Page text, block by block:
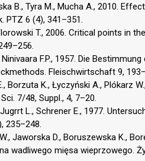
B., Tyra M., Mucha A., 2010.
PTZ 6 (4), 341–351.
T., 2006. Critical points in
Ninivaara F.P., 1957. Die
Fleischwirtschaft 9,
Borzuta K., Łyczyński A., Plókarz
7/48, Suppl., 4, 7–20.
L., Schrener E., 1977.
235–248.
Jaworska D., Boruszewska K.,
wadliwego mięsa wieprzowego.